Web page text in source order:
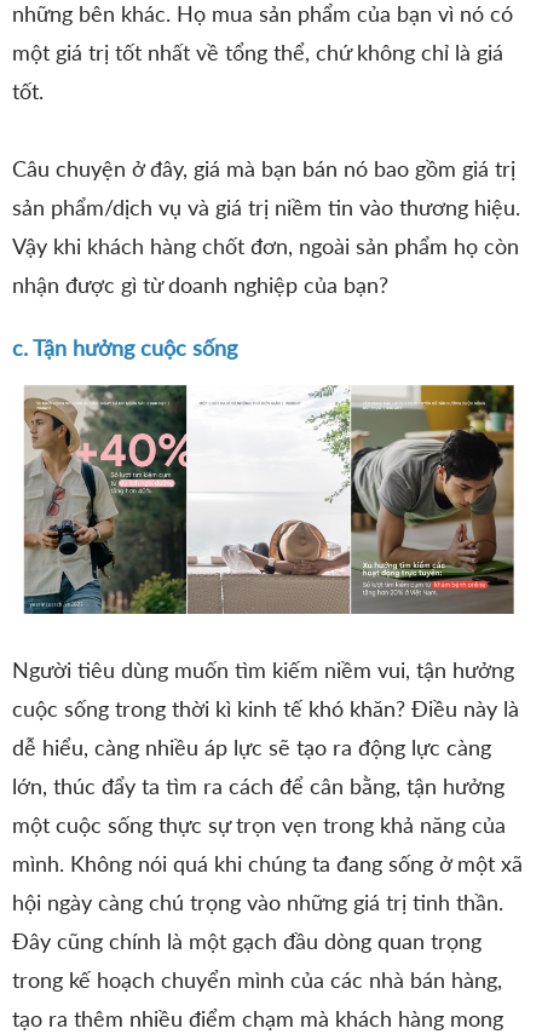
những bên khác. Họ mua sản phẩm của bạn vì nó có
một giá trị tốt nhất về tổng thể, chứ không chỉ là giá
tốt.
Câu chuyện ở đây, giá mà bạn bán nó bao gồm giá trị
sản phẩm/dịch vụ và giá trị niềm tin vào thương hiệu.
Vậy khi khách hàng chốt đơn, ngoài sản phẩm họ còn
nhận được gì từ doanh nghiệp của bạn?
c. Tận hưởng cuộc sống
Người tiêu dùng muốn tìm kiếm niềm vui, tận hưởng
cuộc sống trong thời kì kinh tế khó khăn? Điều này là
dễ hiểu, càng nhiều áp lực sẽ tạo ra động lực càng
lớn, thúc đẩy ta tìm ra cách để cân bằng, tận hưởng
một cuộc sống thực sự trọn vẹn trong khả năng của
mình. Không nói quá khi chúng ta đang sống ở một xã
hội ngày càng chú trọng vào những giá trị tinh thần.
Đây cũng chính là một gạch đầu dòng quan trọng
trong kế hoạch chuyển mình của các nhà bán hàng,
tạo ra thêm nhiều điểm chạm mà khách hàng mong